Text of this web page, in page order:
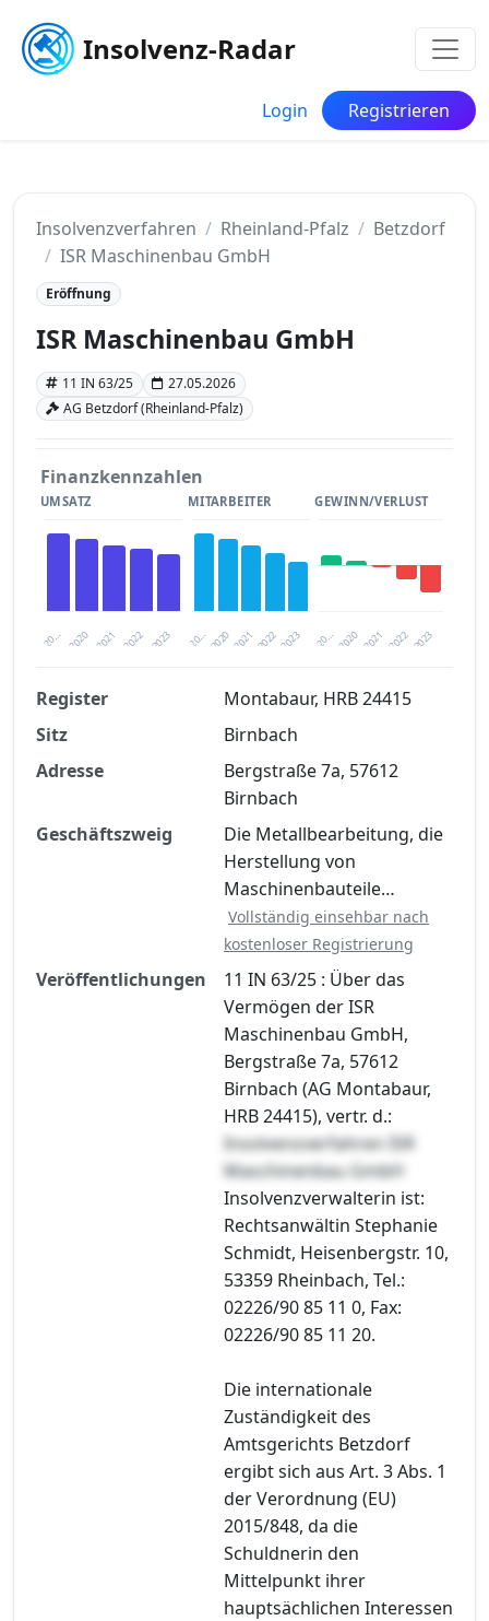
Insolvenz-Radar
Login Registrieren
Insolvenzverfahren Rheinland-Pfalz
Betzdorf
ISR Maschinenbau GmbH
Eröffnung
ISR Maschinenbau GmbH
11 IN 63/25
27.05.2026
AG Betzdorf (Rheinland-Pfalz)
Finanzkennzahlen
UMSATZ
20… 2021 2023
2020 2022
MITARBEITER
20… 2021 2023
2020 2022
GEWINN/VERLUST
20… 2021 2023
2020 2022
Finanzkennzahlen nach kostenloser
Registrierung verfügbar
Jetzt kostenlos registrieren
Register
Montabaur, HRB 24415
Sitz
Birnbach
Adresse
Bergstraße 7a, 57612
Birnbach
Geschäftszweig
Die Metallbearbeitung, die
Herstellung von
Maschinenbauteile…
Vollständig einsehbar nach
kostenloser Registrierung
Veröffentlichungen
11 IN 63/25 : Über das
Vermögen der ISR
Maschinenbau GmbH,
Bergstraße 7a, 57612
Birnbach (AG Montabaur,
HRB 24415), vertr. d.:
Insolvenzverfahren ISR
Maschinenbau GmbH
Insolvenzverwalterin ist:
Rechtsanwältin Stephanie
Schmidt, Heisenbergstr. 10,
53359 Rheinbach, Tel.:
02226/90 85 11 0, Fax:
02226/90 85 11 20.
Die internationale
Zuständigkeit des
Amtsgerichts Betzdorf
ergibt sich aus Art. 3 Abs. 1
der Verordnung (EU)
2015/848, da die
Schuldnerin den
Mittelpunkt ihrer
hauptsächlichen Interessen